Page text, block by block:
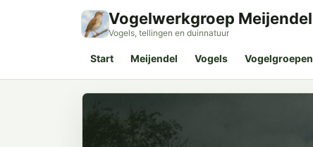
Vogelwerkgroep Meijendel
Vogels, tellingen en duinnatuur
Start Meijendel Vogels Vogelgroepen